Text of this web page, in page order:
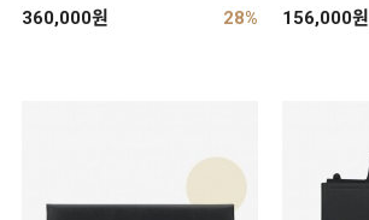
360,000원 28% 156,000원